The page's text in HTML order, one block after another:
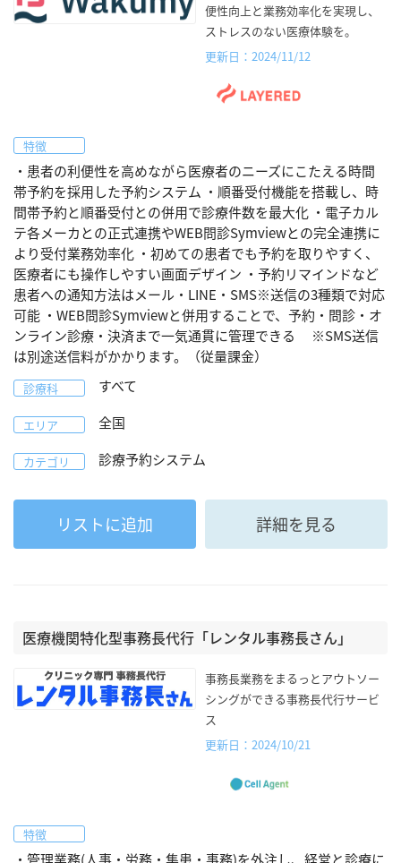
便性向上と業務効率化を実現し、
ストレスのない医療体験を。
更新日：2024/11/12
特徴
・患者の利便性を高めながら医療者のニーズにこたえる時間
帯予約を採用した予約システム ・順番受付機能を搭載し、時
間帯予約と順番受付との併用で診療件数を最大化 ・電子カル
テ各メーカとの正式連携やWEB問診Symviewとの完全連携に
より受付業務効率化 ・初めての患者でも予約を取りやすく、
医療者にも操作しやすい画面デザイン ・予約リマインドなど
患者への通知方法はメール・LINE・SMS※送信の3種類で対応
可能 ・WEB問診Symviewと併用することで、予約・問診・オ
ンライン診療・決済まで一気通貫に管理できる ※SMS送信
は別途送信料がかかります。（従量課金）
診療科 すべて
エリア 全国
カテゴリ 診療予約システム
リストに追加 詳細を見る
医療機関特化型事務長代行「レンタル事務長さん」
事務長業務をまるっとアウトソー
シングができる事務長代行サービ
ス
更新日：2024/10/21
特徴